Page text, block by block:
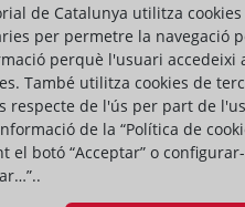
de Catalunya utilitza cookies
per permetre la navegació
perquè l'usuari accedeixi
També utilitza cookies de
respecte de l'ús per part de
de la “Política de
el botó “Acceptar” o